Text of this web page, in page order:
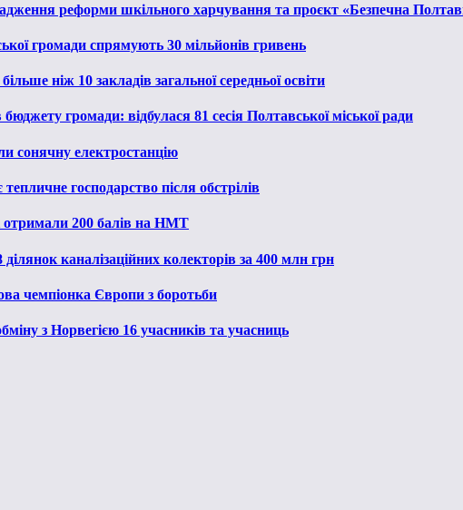
реформи шкільного харчування та проєкт «Безпечна
громади спрямують 30 мільйонів гривень
ніж 10 закладів загальної середньої освіти
громади: відбулася 81 сесія Полтавської міської ради
сонячну електростанцію
господарство після обстрілів
отримали 200 балів на НМТ
каналізаційних колекторів за 400 млн грн
чемпіонка Європи з боротьби
з Норвегією 16 учасників та учасниць